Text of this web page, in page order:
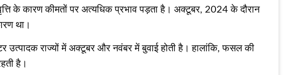
के कारण कीमतों पर अत्यधिक प्रभाव पड़ता है। अक्टूबर, 2024 के दौरान
था।
उत्पादक राज्यों में अक्टूबर और नवंबर में बुवाई होती है। हालांकि, फसल की
है।